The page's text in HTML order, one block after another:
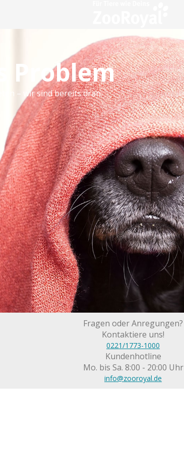
Problem
– wir sind bereits dran.
Fragen oder Anregungen?
Kontaktiere uns!
0221/1773-1000
Kundenhotline
Mo. bis Sa. 8:00 - 20:00 Uhr
info@zooroyal.de